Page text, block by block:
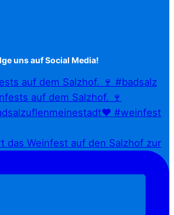
uns auf Social Media!
auf dem Salzhof. 🍷 #badsalz
das Weinfest auf den Salzhof zur